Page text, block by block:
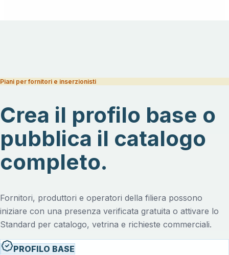
Piani per fornitori e inserzionisti
Crea il profilo base o
pubblica il catalogo
completo.
Fornitori, produttori e operatori della filiera possono
iniziare con una presenza verificata gratuita o attivare lo
Standard per catalogo, vetrina e richieste commerciali.
PROFILO BASE